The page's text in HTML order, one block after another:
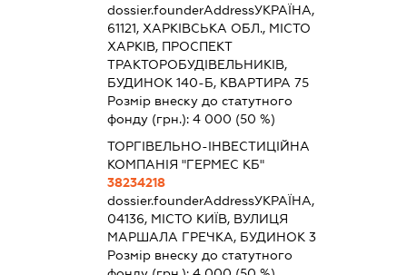
dossier.founderAddressУКРАЇНА,
61121, ХАРКІВСЬКА ОБЛ., МІСТО
ХАРКІВ, ПРОСПЕКТ
ТРАКТОРОБУДІВЕЛЬНИКІВ,
БУДИНОК 140-Б, КВАРТИРА 75
Розмір внеску до статутного
фонду (грн.): 4 000 (50 %)
ТОРГІВЕЛЬНО-ІНВЕСТИЦІЙНА
КОМПАНІЯ "ГЕРМЕС КБ"
38234218
dossier.founderAddressУКРАЇНА,
04136, МІСТО КИЇВ, ВУЛИЦЯ
МАРШАЛА ГРЕЧКА, БУДИНОК 3
Розмір внеску до статутного